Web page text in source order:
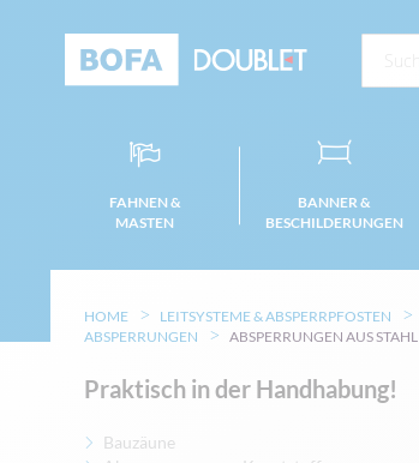
FAHNEN &
MASTEN
BANNER &
BESCHILDERUNGEN
HOME
LEITSYSTEME & ABSPERRPFOSTEN
ABSPERRUNGEN
ABSPERRUNGEN AUS STAHL
Praktisch in der Handhabung!
Bauzäune